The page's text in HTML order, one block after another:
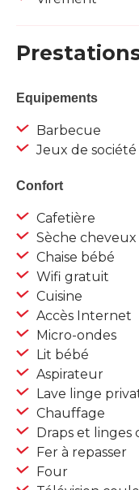
Equipements
Barbecue
Jeux de société
Confort
Cafetière
Sèche cheveux
Chaise bébé
Wifi gratuit
Cuisine
Accès Internet
Micro-ondes
Lit bébé
Aspirateur
Lave linge
Chauffage
Draps et linges
Fer à repasser
Four